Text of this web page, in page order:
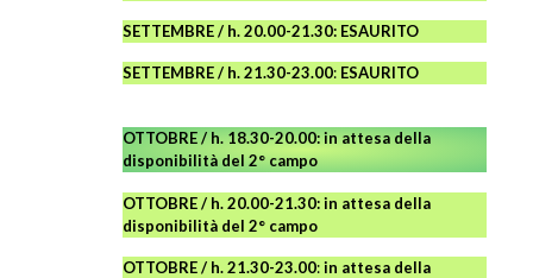
SETTEMBRE / h. 20.00-21.30: ESAURITO
SETTEMBRE / h. 21.30-23.00: ESAURITO
OTTOBRE / h. 18.30-20.00:in attesa della
disponibilità del 2° campo
OTTOBRE / h. 20.00-21.30:in attesa della
disponibilità del 2° campo
OTTOBRE / h. 21.30-23.00:in attesa della